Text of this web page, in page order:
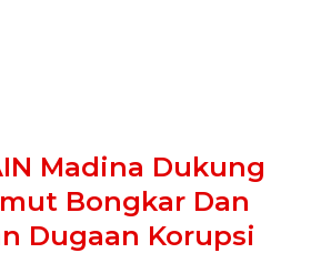
Madina Dukung
Bongkar Dan
Dugaan Korupsi